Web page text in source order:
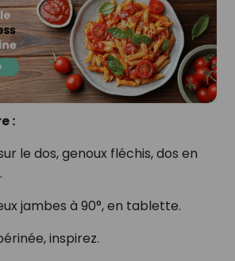
:
le dos, genoux fléchis, dos en
jambes à 90°, en tablette.
inspirez.